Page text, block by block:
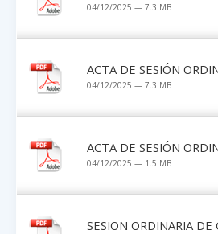
04/12/2025 — 7.3 MB
ACTA DE SESIÓN
04/12/2025 — 7.3 MB
ACTA DE SESIÓN
04/12/2025 — 1.5 MB
SESION ORDINARIA